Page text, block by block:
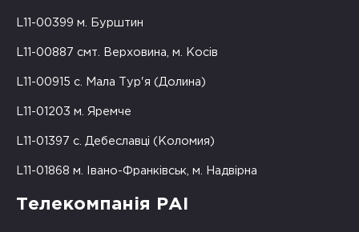
L11-00399 м. Бурштин
L11-00887 смт. Верховина, м. Косів
L11-00915 с. Мала Тур'я (Долина)
L11-01203 м. Яремче
L11-01397 с. Дебеславці (Коломия)
L11-01868 м. Івано-Франківськ, м. Надвірна
Телекомпанія РАІ